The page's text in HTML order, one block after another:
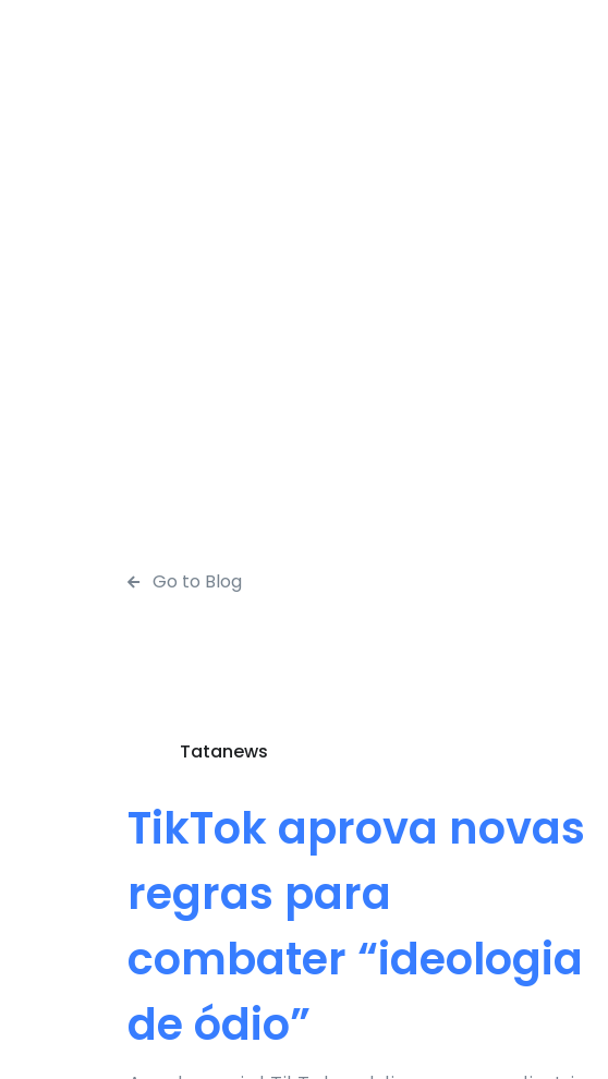
Go to Blog
Tatanews
TikTok aprova novas
regras para
combater “ideologia
de ódio”